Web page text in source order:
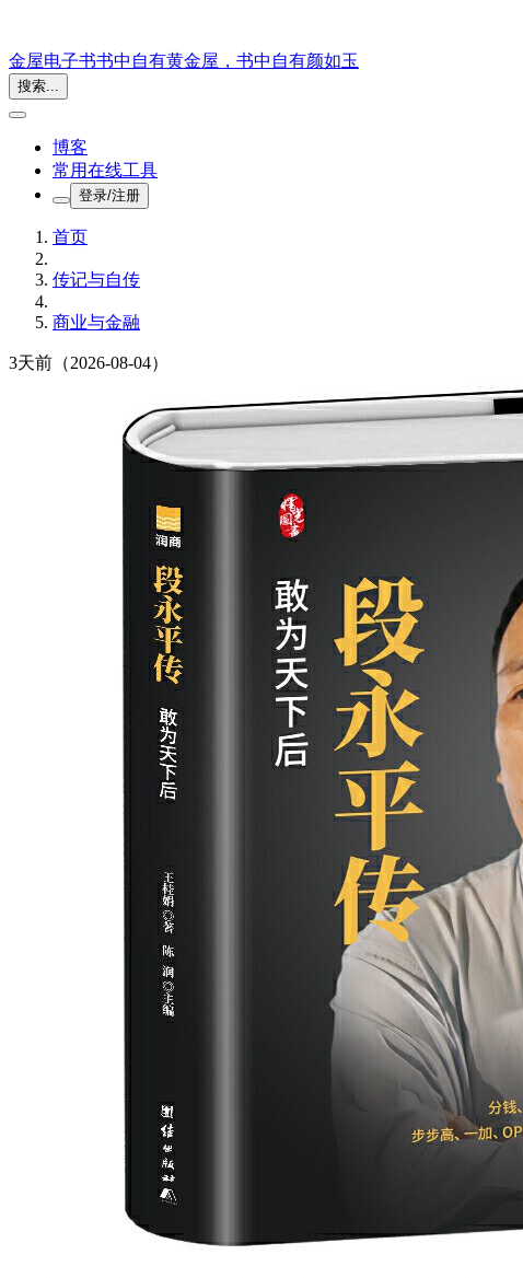
金屋电子书书中自有黄金屋，书中自有颜如玉
搜索...
博客
常用在线工具
登录/注册
首页
传记与自传
商业与金融
3天前 （2026-08-04）